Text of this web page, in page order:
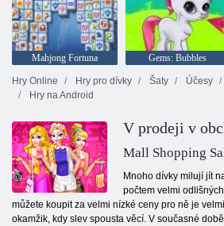
Mahjong Fortuna Gems: Bubbles
Hry Online
Hry pro dívky Šaty Účesy
Hry na Android
V prodeji v
Mall Shopping
Mnoho dívky milují jít
počtem velmi
můžete koupit za velmi nízké ceny pro ně je
okamžik, kdy slev spousta věcí. V současné